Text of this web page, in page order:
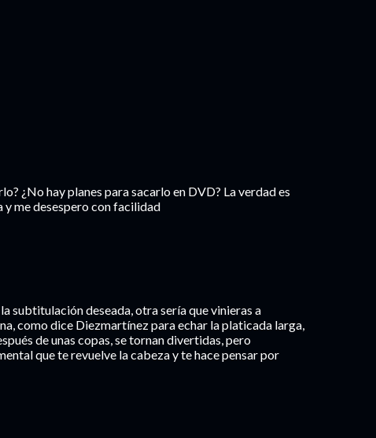
¿No hay planes para sacarlo en DVD? La verdad es
y me desespero con facilidad
subtitulación deseada, otra sería que vinieras a
como dice Diezmartínez para echar la platicada larga,
de unas copas, se tornan divertidas, pero
que te revuelve la cabeza y te hace pensar por